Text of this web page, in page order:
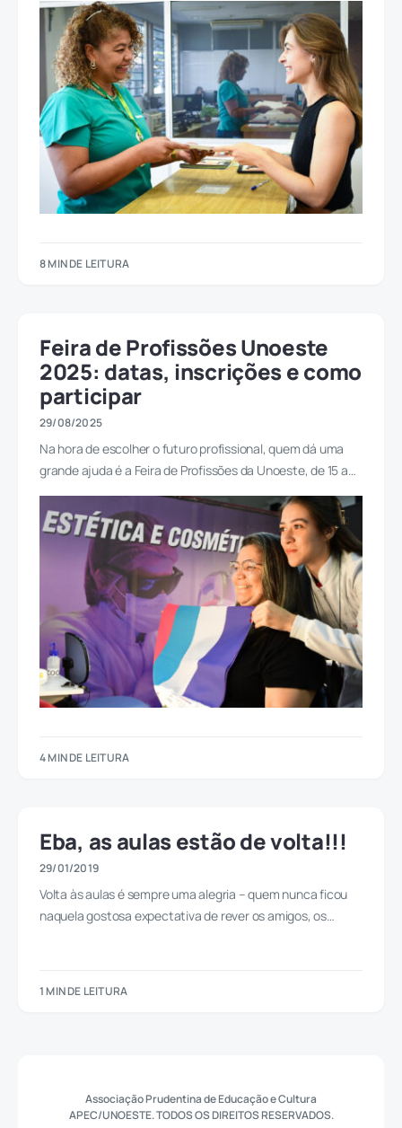
8 MIN DE LEITURA
Feira de Profissões Unoeste
2025: datas, inscrições e como
participar
29/08/2025
Na hora de escolher o futuro profissional, quem dá uma
grande ajuda é a Feira de Profissões da Unoeste, de 15 a…
4 MIN DE LEITURA
Eba, as aulas estão de volta!!!
29/01/2019
Volta às aulas é sempre uma alegria – quem nunca ficou
naquela gostosa expectativa de rever os amigos, os…
1 MIN DE LEITURA
Associação Prudentina de Educação e Cultura
APEC/UNOESTE. TODOS OS DIREITOS RESERVADOS.